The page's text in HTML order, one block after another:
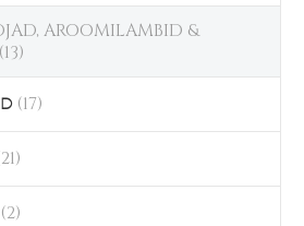
AROOMILAMBID &
(13)
(17)
(2)